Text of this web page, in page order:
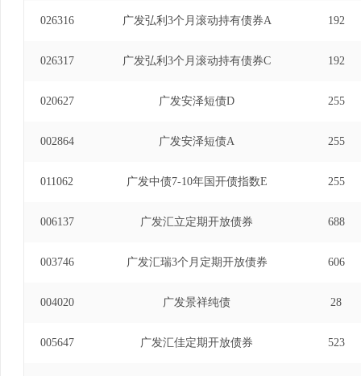
026316 广发弘利3个月滚动持有债券A 192
026317 广发弘利3个月滚动持有债券C 192
020627 广发安泽短债D 255
002864 广发安泽短债A 255
011062 广发中债7-10年国开债指数E 255
006137 广发汇立定期开放债券 688
003746 广发汇瑞3个月定期开放债券 606
004020 广发景祥纯债 28
005647 广发汇佳定期开放债券 523